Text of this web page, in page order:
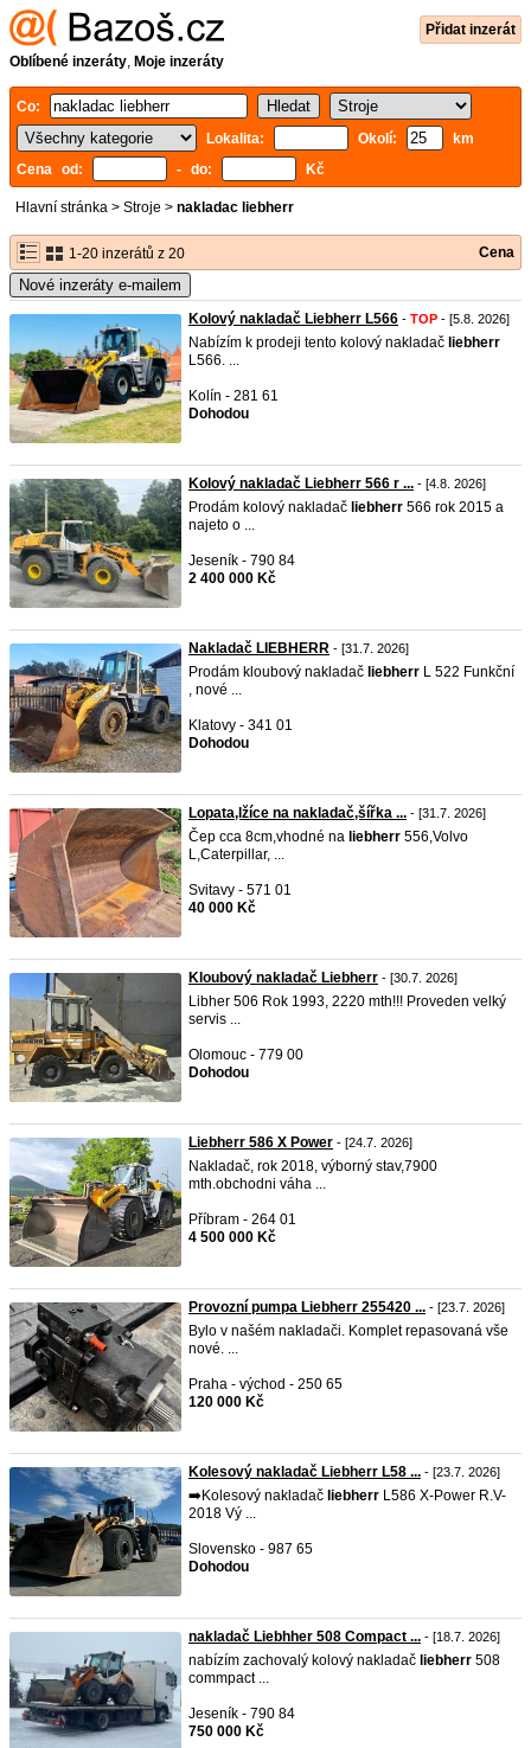
Přidat inzerát
Oblíbené inzeráty, Moje inzeráty
Co:
Lokalita:
Okolí:
km
Cena od:
- do: Kč
Hlavní stránka > Stroje > nakladac liebherr
1-20 inzerátů z 20 Cena
Nové inzeráty e-mailem
Kolový nakladač Liebherr L566 - TOP - [5.8. 2026]
Nabízím k prodeji tento kolový nakladač liebherr
L566. ...
Kolín - 281 61
Dohodou
Kolový nakladač Liebherr 566 r ... - [4.8. 2026]
Prodám kolový nakladač liebherr 566 rok 2015 a
najeto o ...
Jeseník - 790 84
2 400 000 Kč
Nakladač LIEBHERR - [31.7. 2026]
Prodám kloubový nakladač liebherr L 522 Funkční
, nové ...
Klatovy - 341 01
Dohodou
Lopata,lžíce na nakladač,šířka ... - [31.7. 2026]
Čep cca 8cm,vhodné na liebherr 556,Volvo
L,Caterpillar, ...
Svitavy - 571 01
40 000 Kč
Kloubový nakladač Liebherr - [30.7. 2026]
Libher 506 Rok 1993, 2220 mth!!! Proveden velký
servis ...
Olomouc - 779 00
Dohodou
Liebherr 586 X Power - [24.7. 2026]
Nakladač, rok 2018, výborný stav,7900
mth.obchodni váha ...
Příbram - 264 01
4 500 000 Kč
Provozní pumpa Liebherr 255420 ... - [23.7. 2026]
Bylo v našém nakladači. Komplet repasovaná vše
nové. ...
Praha - východ - 250 65
120 000 Kč
Kolesový nakladač Liebherr L58 ... - [23.7. 2026]
➡️Kolesový nakladač liebherr L586 X-Power R.V-
2018 Vý ...
Slovensko - 987 65
Dohodou
nakladač Liebhher 508 Compact ... - [18.7. 2026]
nabízím zachovalý kolový nakladač liebherr 508
commpact ...
Jeseník - 790 84
750 000 Kč